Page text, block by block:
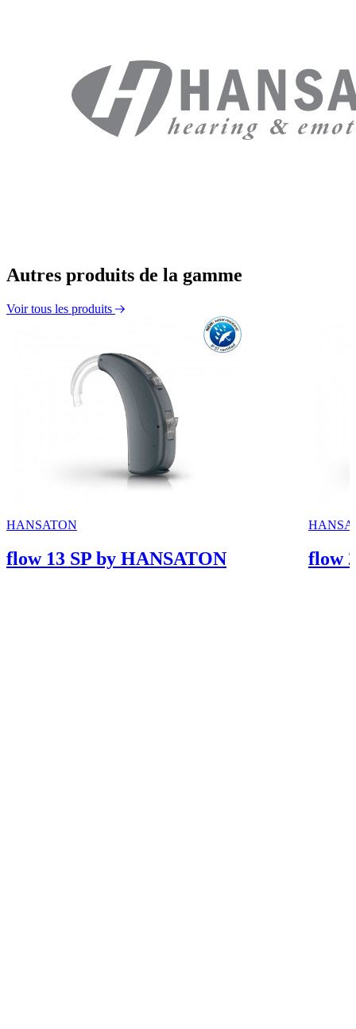
Autres produits de la gamme
Voir tous les produits
HANSATON
flow 13 SP by HANSATON flow